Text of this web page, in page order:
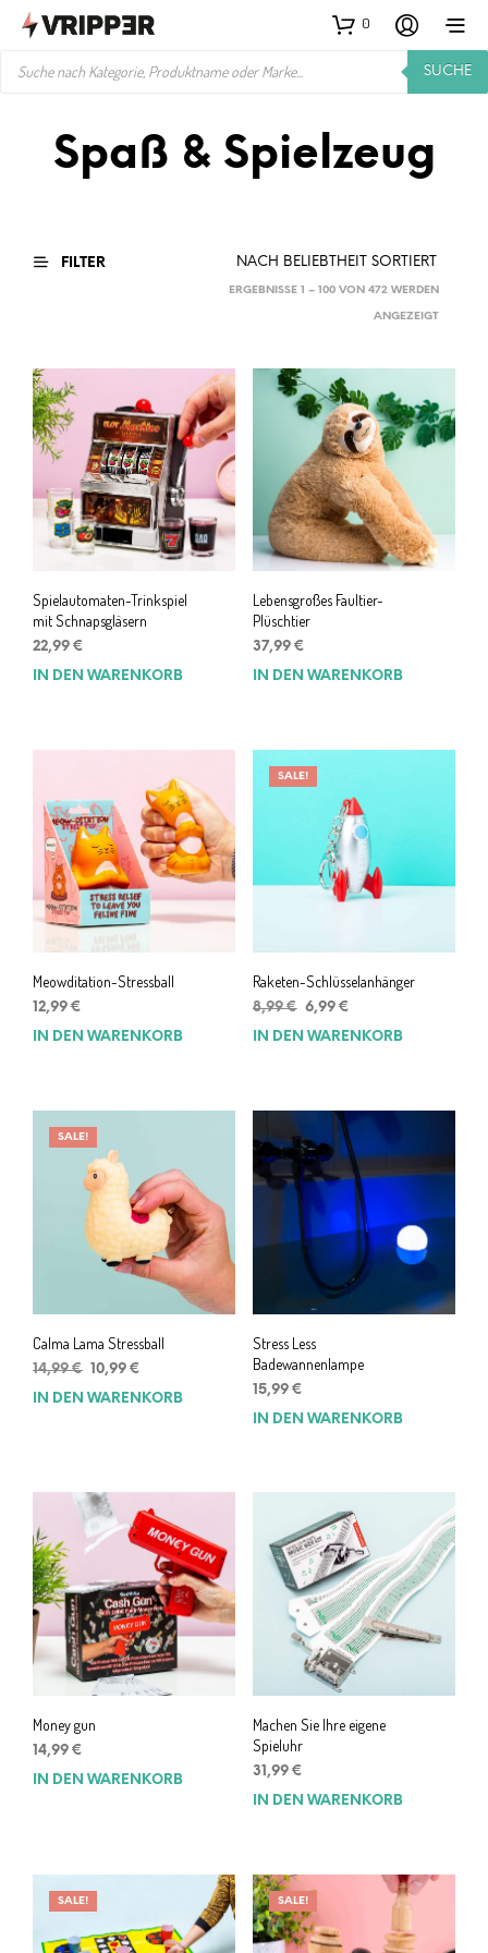
0
PRODUCTS
SUCHE
Spaß & Spielzeug
FILTER
ERGEBNISSE 1 – 100 VON 472 WERDEN
ANGEZEIGTNACH
Spielautomaten-Trinkspiel
mit Schnapsgläsern
22,99 €
IN DEN WARENKORB
Lebensgroßes Faultier-
Plüschtier
37,99 €
IN DEN WARENKORB
Meowditation-Stressball
12,99 €
IN DEN WARENKORB
SALE!
Raketen-Schlüsselanhänger
8,99€ Ursprünglicher
Preis
6,99 €Aktueller
Preis
IN DEN WARENKORB
SALE!
Calma Lama Stressball
14,99€ Ursprünglicher
10,99 €
IN DEN WARENKORB
Stress Less
Badewannenlampe
15,99 €
IN DEN WARENKORB
Money gun
14,99 €
IN DEN WARENKORB
Machen Sie Ihre eigene
Spieluhr
31,99 €
IN DEN WARENKORB
SALE! SALE!